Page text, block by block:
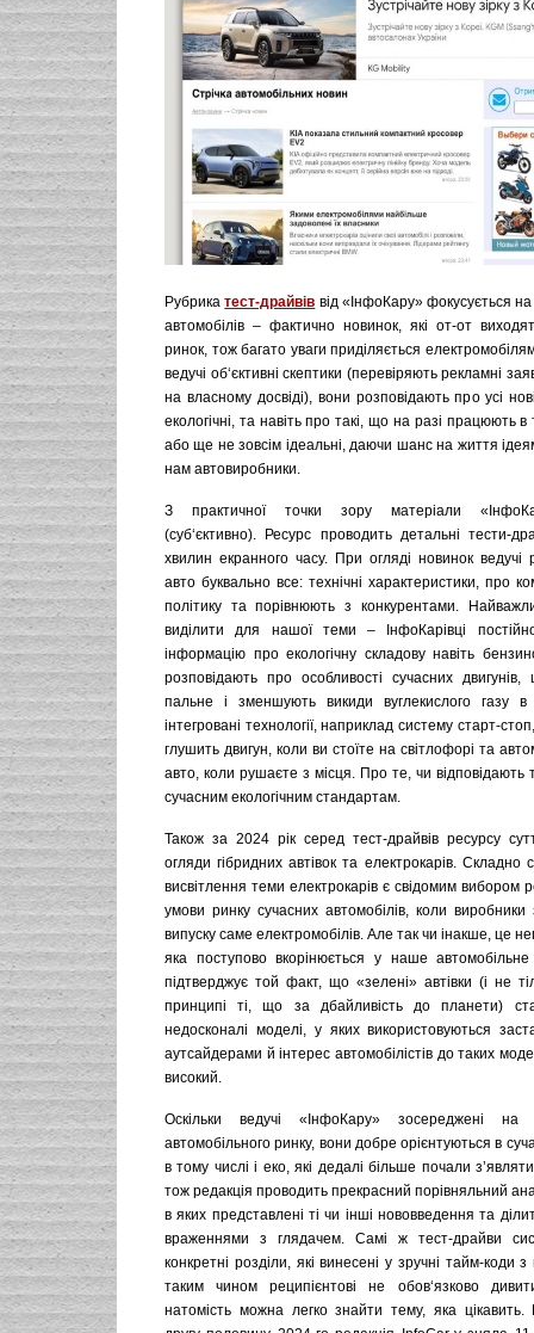
Рубрикатест-драйвів від «ІнфоКару» фокусується
автомобілів – фактично новинок, які от-от
ринок, тож багато уваги приділяється
ведучі об‘єктивні скептики (перевіряють рекламні
на власному досвіді), вони розповідають про усі
екологічні, та навіть про такі, що на разі працюють
або ще не зовсім ідеальні, даючи шанс на життя
нам автовиробники.
З практичної точки зору матеріали
(суб‘єктивно). Ресурс проводить детальні тести-
хвилин екранного часу. При огляді новинок ведучі
авто буквально все: технічні характеристики, про
політику та порівнюють з конкурентами.
виділити для нашої теми – ІнфоКарівці
інформацію про екологічну складову навіть
розповідають про особливості сучасних
пальне і зменшують викиди вуглекислого газу
інтегровані технології, наприклад систему старт-
глушить двигун, коли ви стоїте на світлофорі та
авто, коли рушаєте з місця. Про те, чи відповідають
сучасним екологічним стандартам.
Також за 2024 рік серед тест-драйвів ресурсу
огляди гібридних автівок та електрокарів. Складно
висвітлення теми електрокарів є свідомим вибором
умови ринку сучасних автомобілів, коли
випуску саме електромобілів. Але так чи інакше, це
яка поступово вкорінюється у наше
підтверджує той факт, що «зелені» автівки (і не
принципі ті, що за дбайливість до планети)
недосконалі моделі, у яких використовуються
аутсайдерами й інтерес автомобілістів до таких
високий.
Оскільки ведучі «ІнфоКару» зосереджені на
автомобільного ринку, вони добре орієнтуються в
в тому числі і еко, які дедалі більше почали
тож редакція проводить прекрасний порівняльний
в яких представлені ті чи інші нововведення та
враженнями з глядачем. Самі ж тест-драйви
конкретні розділи, які винесені у зручні тайм-коди з
таким чином реципієнтові не обов‘язково
натомість можна легко знайти тему, яка цікавить.